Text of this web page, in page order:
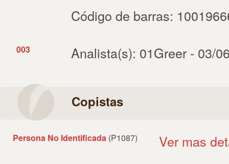
Código de barras:
003 Analista(s): 01Greer - 03/
Copistas
Persona No Identificada (P1087) Ver mas